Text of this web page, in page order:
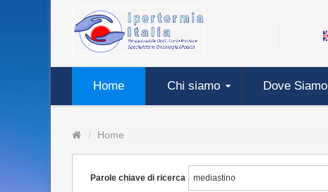
Home Chi siamo Dove Siamo
Home
Parole chiave di ricerca